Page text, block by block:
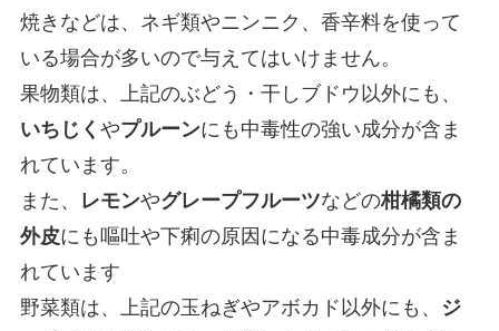
焼きなどは、ネギ類やニンニク、香辛料を使って
いる場合が多いので与えてはいけません。
果物類は、上記のぶどう・干しブドウ以外にも、
いちじく やプルーンにも中毒性の強い成分が含ま
れています。
また、
レモンやグレープフルーツなどの柑橘類の
外皮にも嘔吐や下痢の原因になる中毒成分が含ま
れています
野菜類は、上記の玉ねぎやアボカド以外にも、
ジ